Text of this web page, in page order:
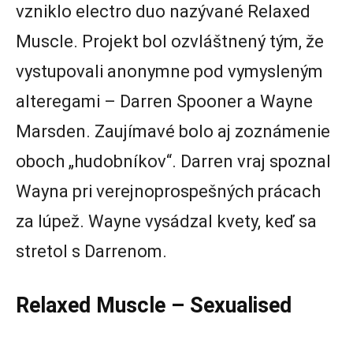
vzniklo electro duo nazývané Relaxed
Muscle. Projekt bol ozvláštnený tým, že
vystupovali anonymne pod vymysleným
alteregami – Darren Spooner a Wayne
Marsden. Zaujímavé bolo aj zoznámenie
oboch „hudobníkov“. Darren vraj spoznal
Wayna pri verejnoprospešných prácach
za lúpež. Wayne vysádzal kvety, keď sa
stretol s Darrenom.
Relaxed Muscle – Sexualised